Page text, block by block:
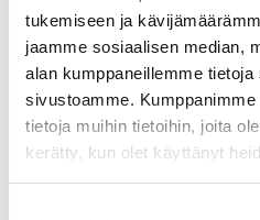
tukemiseen ja
jaamme sosiaalisen median,
alan kumppaneillemme
sivustoamme.
tietoja muihin tietoihin, joita
kerätty, kun olet käyttänyt
Business
laajemman
miten tekoäly
kasvuun,